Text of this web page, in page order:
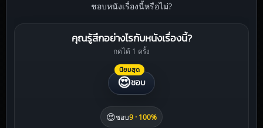
ชอบหนังเรื่องนี้หรือไม่?
คุณรู้สึกอย่างไรกับหนังเรื่องนี้?
กดได้ 1 ครั้ง
นิยมสุด
😍ชอบ
😍ชอบ9 · 100%